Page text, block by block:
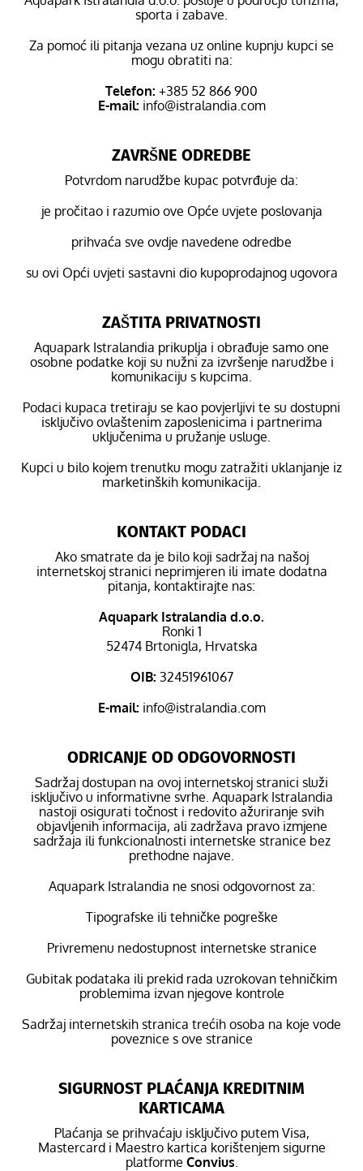
sporta i zabave.
Za pomoć ili pitanja vezana uz online kupnju kupci se
mogu obratiti na:
Telefon: +385 52 866 900
E-mail: info@istralandia.com
ZAVRŠNE ODREDBE
Potvrdom narudžbe kupac potvrđuje da:
je pročitao i razumio ove Opće uvjete poslovanja
prihvaća sve ovdje navedene odredbe
su ovi Opći uvjeti sastavni dio kupoprodajnog ugovora
ZAŠTITA PRIVATNOSTI
Aquapark Istralandia prikuplja i obrađuje samo one
osobne podatke koji su nužni za izvršenje narudžbe i
komunikaciju s kupcima.
Podaci kupaca tretiraju se kao povjerljivi te su dostupni
isključivo ovlaštenim zaposlenicima i partnerima
uključenima u pružanje usluge.
Kupci u bilo kojem trenutku mogu zatražiti uklanjanje iz
marketinških komunikacija.
KONTAKT PODACI
Ako smatrate da je bilo koji sadržaj na našoj
internetskoj stranici neprimjeren ili imate dodatna
pitanja, kontaktirajte nas:
Aquapark Istralandia d.o.o.
Ronki 1
52474 Brtonigla, Hrvatska
OIB: 32451961067
E-mail: info@istralandia.com
ODRICANJE OD ODGOVORNOSTI
Sadržaj dostupan na ovoj internetskoj stranici služi
isključivo u informativne svrhe. Aquapark Istralandia
nastoji osigurati točnost i redovito ažuriranje svih
objavljenih informacija, ali zadržava pravo izmjene
sadržaja ili funkcionalnosti internetske stranice bez
prethodne najave.
Aquapark Istralandia ne snosi odgovornost za:
Tipografske ili tehničke pogreške
Privremenu nedostupnost internetske stranice
Gubitak podataka ili prekid rada uzrokovan tehničkim
problemima izvan njegove kontrole
Sadržaj internetskih stranica trećih osoba na koje vode
poveznice s ove stranice
SIGURNOST PLAĆANJA KREDITNIM
KARTICAMA
Plaćanja se prihvaćaju isključivo putem Visa,
Mastercard i Maestro kartica korištenjem sigurne
platforme Convius